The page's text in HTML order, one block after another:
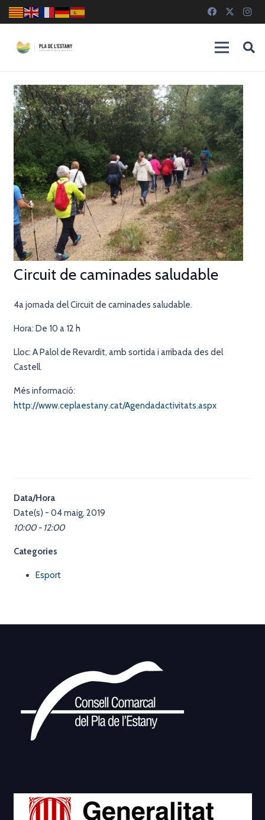
Circuit de caminades saludable
4a jornada del Circuit de caminades saludable.
Hora: De 10 a 12 h
Lloc: A Palol de Revardit, amb sortida i arribada des del
Castell.
Més informació:
http://www.ceplaestany.cat/Agendadactivitats.aspx
Data/Hora
Date(s) - 04 maig, 2019
10:00 - 12:00
Categories
Esport